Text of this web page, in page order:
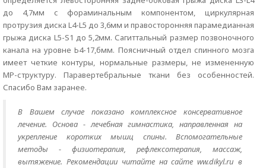
до 4,7мм с фораминальным компонентом, циркулярная
протрузия диска L4-L5 до 3,6мм и правосторонняя парамедианная
грыжа диска L5-S1 до 5,2мм. Сагиттальный размер позвоночного
канала на уровне Ь4-17,бмм. Поясничный отдел спинного мозга
имеет четкие контуры, нормальные размеры, не измененную
МР-структуру. Паравертебральные ткани без особенностей.
Спасибо Вам заранее.
В Вашем случае показано комплексное консервативное
лечение. Основа - лечебная гимнастика, направленная на
укрепление коротких мышц спины. Вспомогательные
методы - физиотерапия, рефлексотерапия, массаж,
вытяжение. Рекомендации читайте на сайте ww.dikyl.ru в